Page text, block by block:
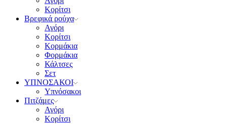
Κορίτσι
Βρεφικά ρούχα
Αγόρι
Κορίτσι
Κορμάκια
Φορμάκια
Κάλτσες
Σετ
ΥΠΝΟΣΑΚΟΙ
Υπνόσακοι
Πιτζάμες
Αγόρι
Κορίτσι